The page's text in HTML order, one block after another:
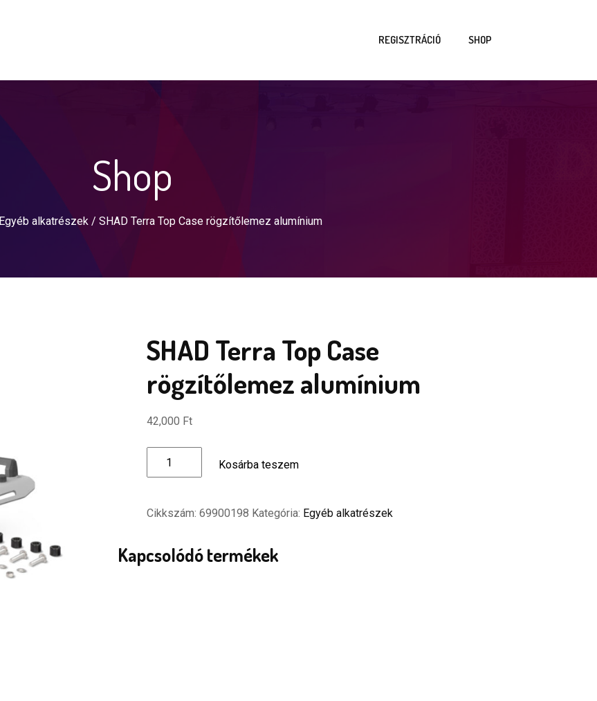
REGISZTRÁCIÓ SHOP
Shop
Egyéb alkatrészek / SHAD Terra Top Case rögzítőlemez alumínium
SHAD Terra Top Case
rögzítőlemez alumínium
42,000 Ft
Terra
rögzítőlemez
mennyiség
Kosárba teszem
Cikkszám:69900198 Kategória: Egyéb alkatrészek
Kapcsolódó termékek